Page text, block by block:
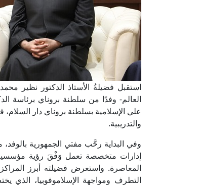
استقبل فضيلةُ الأستاذ الدكتور نظير
العالم- وفدًا من سلطنة بروناي برئاسة
علي الإسلامية بسلطنة بروناي دار
والتدريبية.
وفي البداية رحَّب مفتي الجمهورية بالوفد،
إدارات متخصصة تعمل وَفْقَ رؤية مؤسسية
المعاصرة. واستعرض فضيلته أبرز
التطرف ومواجهة الإسلاموفوبيا، الذي